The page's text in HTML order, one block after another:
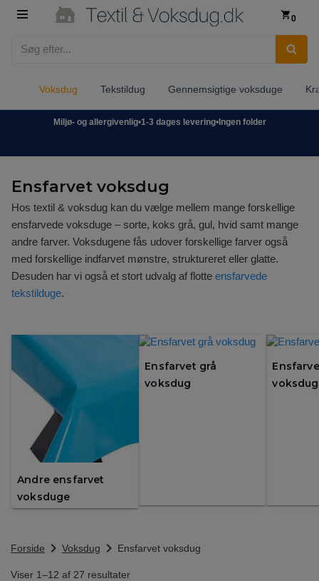
0
Voksdug Tekstildug Gennemsigtige voksduge
Miljø- og allergivenlig•1-3 dages levering•Ingen folder
Ensfarvet voksdug
Hos textil & voksdug kan du vælge mellem mange forskellige
ensfarvede voksduge – sorte, koks grå, gul, hvid samt mange
andre farver. Voksdugene fås udover forskellige farver også
med forskellige indfarvet mønstre, struktureret eller glatte.
Desuden har vi også et stort udvalg af flotte ensfarvede
tekstilduge.
Andre ensfarvet
voksduge
Ensfarvet grå
voksdug
voksdug
Forside chevron_right Voksdug chevron_right Ensfarvet voksdug
Viser 1–12 af 27 resultater